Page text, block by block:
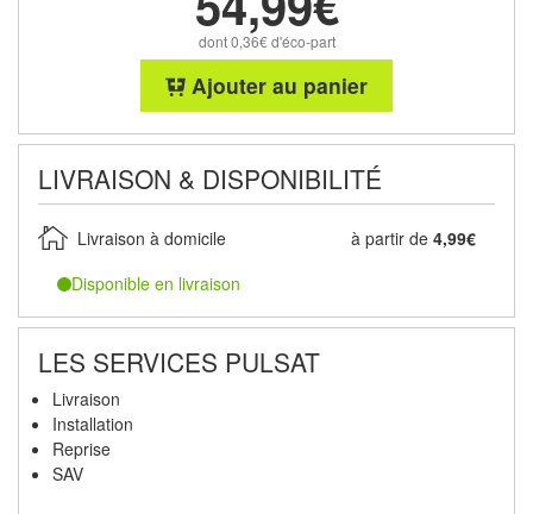
dont 0,36€ d'éco-part
Ajouter au panier
LIVRAISON & DISPONIBILITÉ
Livraison à domicile à partir de 4,99€
Disponible en livraison
LES SERVICES PULSAT
Livraison
Installation
Reprise
SAV